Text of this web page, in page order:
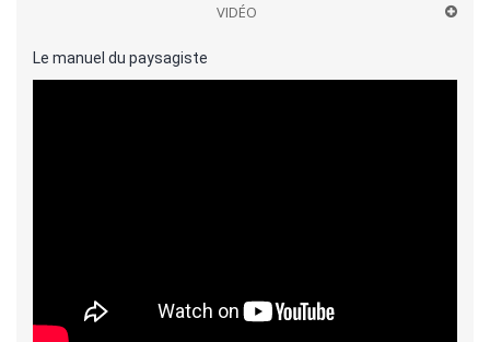
VIDÉO
Le manuel du paysagiste